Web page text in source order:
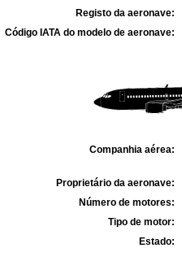
Registo da aeronave:
Código IATA do modelo de aeronave:
Companhia aérea:
Proprietário da aeronave:
Número de motores:
Tipo de motor:
Estado: